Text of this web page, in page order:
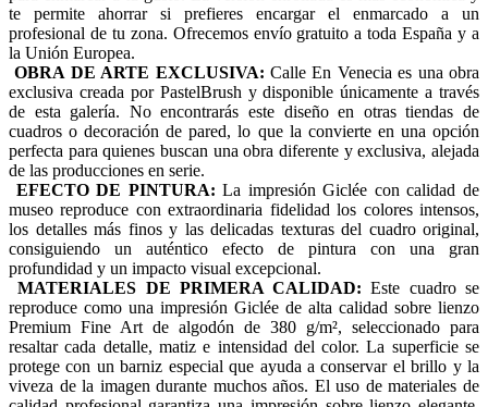
te permite ahorrar si prefieres encargar el enmarcado a un
profesional de tu zona. Ofrecemos envío gratuito a toda España y a
la Unión Europea.
OBRA DE ARTE EXCLUSIVA:Calle En Venecia es una obra
exclusiva creada por PastelBrush y disponible únicamente a través
de esta galería. No encontrarás este diseño en otras tiendas de
cuadros o decoración de pared, lo que la convierte en una opción
perfecta para quienes buscan una obra diferente y exclusiva, alejada
de las producciones en serie.
EFECTO DE PINTURA: La impresión Giclée con calidad de
museo reproduce con extraordinaria fidelidad los colores intensos,
los detalles más finos y las delicadas texturas del cuadro original,
consiguiendo un auténtico efecto de pintura con una gran
profundidad y un impacto visual excepcional.
MATERIALES DE PRIMERA CALIDAD: Este cuadro se
reproduce como una impresión Giclée de alta calidad sobre lienzo
Premium Fine Art de algodón de 380 g/m², seleccionado para
resaltar cada detalle, matiz e intensidad del color. La superficie se
protege con un barniz especial que ayuda a conservar el brillo y la
viveza de la imagen durante muchos años. El uso de materiales de